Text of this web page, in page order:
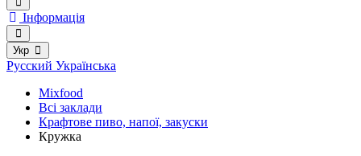
Інформація
Укр
Русский Українська
Mixfood
Всі заклади
Крафтове пиво, напої, закуски
Кружка